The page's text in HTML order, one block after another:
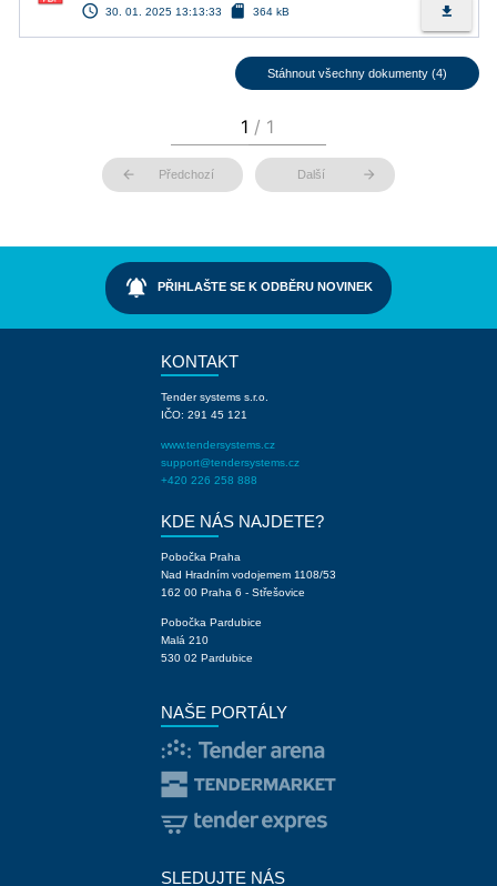
access_time 30. 01. 2025 13:13:33 sd_card 364 kB file_download
Stáhnout všechny dokumenty (4)
arrow_back Předchozí Další arrow_forward
notifications_active PŘIHLAŠTE SE K ODBĚRU NOVINEK
KONTAKT
Tender systems s.r.o.
IČO: 291 45 121
www.tendersystems.cz
support@tendersystems.cz
+420 226 258 888
KDE NÁS NAJDETE?
Pobočka Praha
Nad Hradním vodojemem 1108/53
162 00 Praha 6 - Střešovice
Pobočka Pardubice
Malá 210
530 02 Pardubice
NAŠE PORTÁLY
SLEDUJTE NÁS